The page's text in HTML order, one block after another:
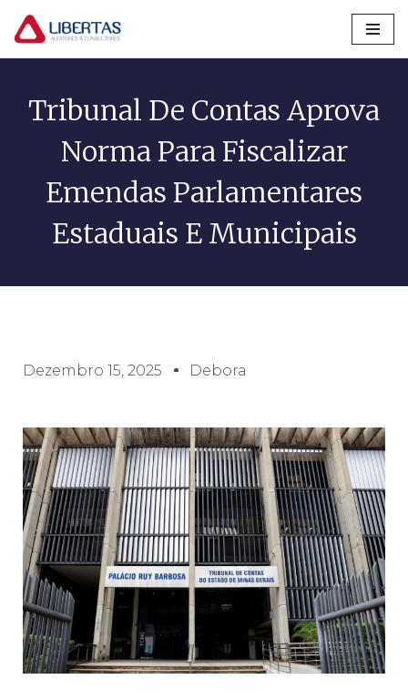
Pular
Tribunal De Contas Aprova
Norma Para Fiscalizar
Emendas Parlamentares
Estaduais E Municipais
Dezembro 15, 2025 Debora